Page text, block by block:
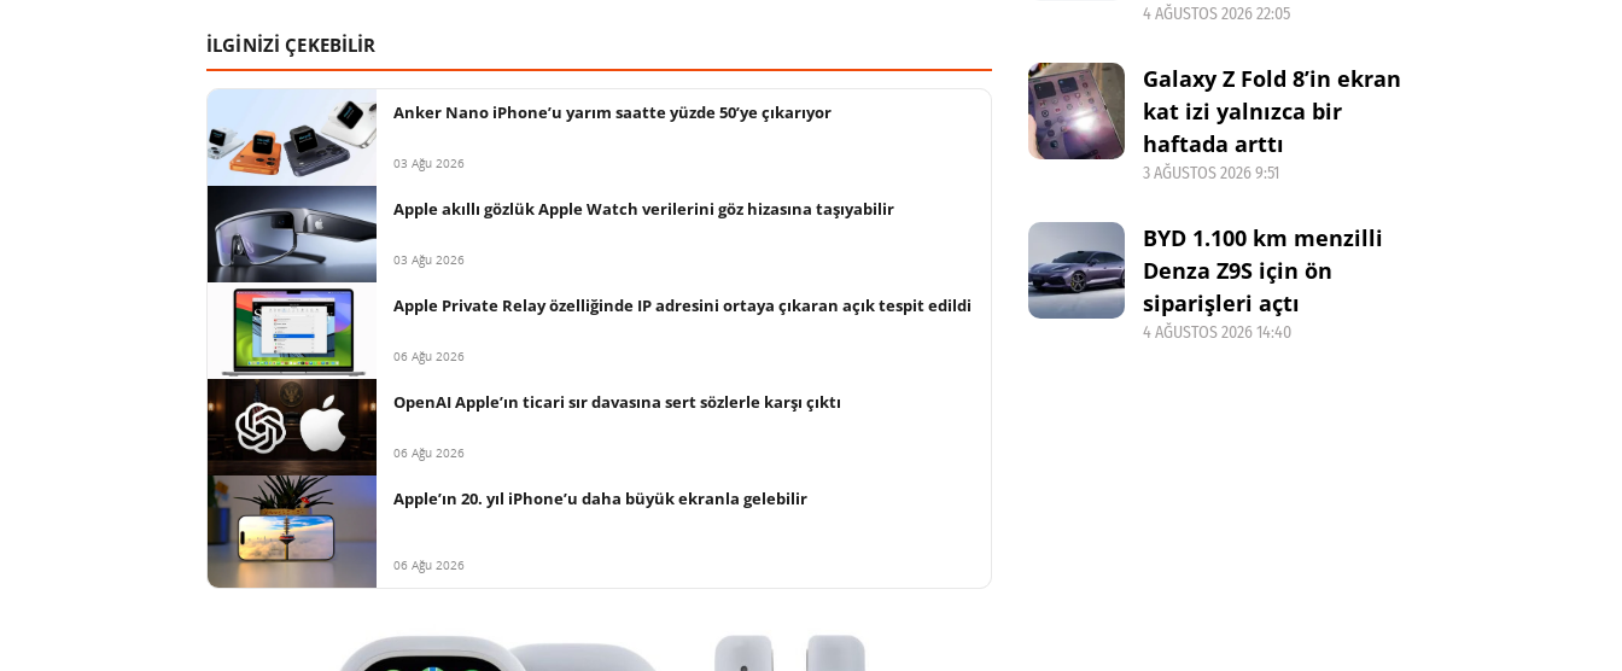
İLGİNİZİ ÇEKEBİLİR
Anker Nano iPhone’u yarım saatte yüzde 50’ye çıkarıyor
03 Ağu 2026
Apple akıllı gözlük Apple Watch verilerini göz hizasına taşıyabilir
03 Ağu 2026
Apple Private Relay özelliğinde IP adresini ortaya çıkaran açık tespit edildi
06 Ağu 2026
OpenAI Apple’ın ticari sır davasına sert sözlerle karşı çıktı
06 Ağu 2026
Apple’ın 20. yıl iPhone’u daha büyük ekranla gelebilir
06 Ağu 2026
4 AĞUSTOS 2026 22:05
Galaxy Z Fold 8’in ekran
kat izi yalnızca bir
haftada arttı
3 AĞUSTOS 2026 9:51
BYD 1.100 km menzilli
Denza Z9S için ön
siparişleri açtı
4 AĞUSTOS 2026 14:40